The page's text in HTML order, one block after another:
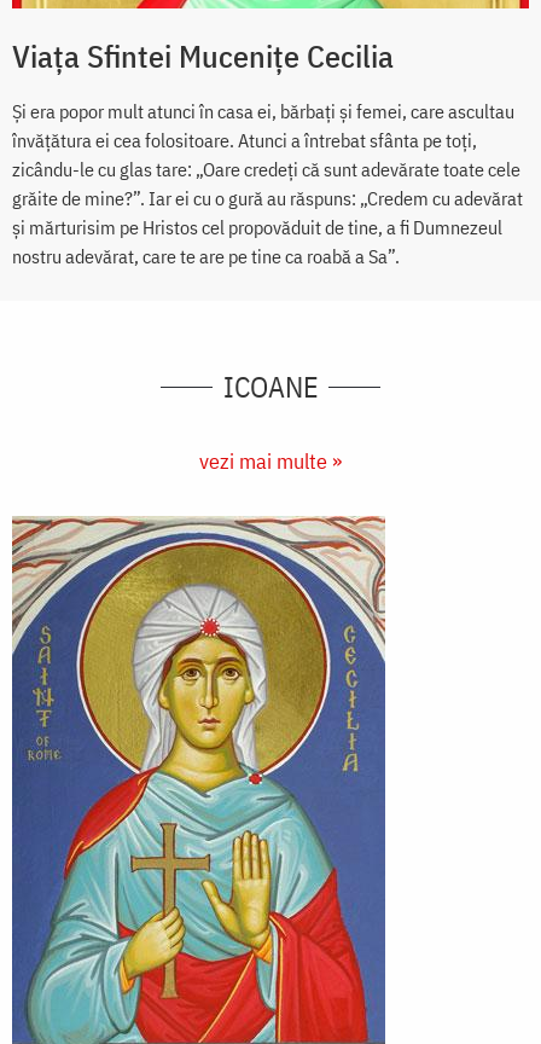
Viața Sfintei Mucenițe Cecilia
Și era popor mult atunci în casa ei, bărbați și femei, care ascultau
învățătura ei cea folositoare. Atunci a întrebat sfânta pe toți,
zicându-le cu glas tare: „Oare credeți că sunt adevărate toate cele
grăite de mine?”. Iar ei cu o gură au răspuns: „Credem cu adevărat
și mărturisim pe Hristos cel propovăduit de tine, a fi Dumnezeul
nostru adevărat, care te are pe tine ca roabă a Sa”.
ICOANE
vezi mai multe »